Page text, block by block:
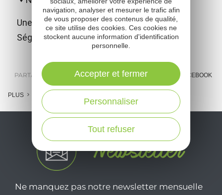
Une ancienne sauveté qui fait l'identité du
Ségala...
PARTAGER : E-MAIL MESSENGER FACEBOOK
PLUS
Ne manquez pas notre newsletter mensuelle
navigation, analyser et mesurer le trafic afin
de vous proposer des contenus de qualité,
ce site utilise des cookies. Ces cookies ne
stockent aucune information d'identification
personnelle.
Tout refuser
Personnaliser
Accepter et fermer